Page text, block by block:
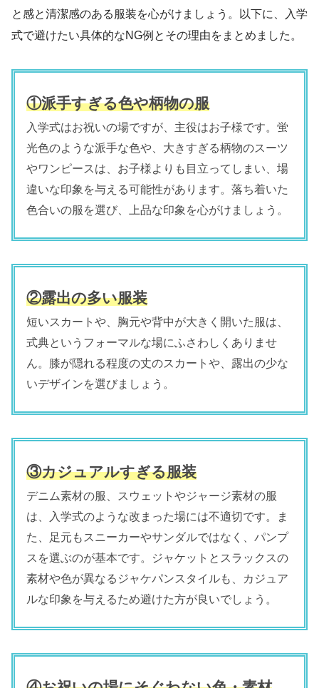
と感と清潔感のある服装を心がけましょう。以下に、入学
式で避けたい具体的なNG例とその理由をまとめました。
①派手すぎる色や柄物の服
入学式はお祝いの場ですが、主役はお子様です。蛍
光色のような派手な色や、大きすぎる柄物のスーツ
やワンピースは、お子様よりも目立ってしまい、場
違いな印象を与える可能性があります。落ち着いた
色合いの服を選び、上品な印象を心がけましょう。
②露出の多い服装
短いスカートや、胸元や背中が大きく開いた服は、
式典というフォーマルな場にふさわしくありませ
ん。膝が隠れる程度の丈のスカートや、露出の少な
いデザインを選びましょう。
③カジュアルすぎる服装
デニム素材の服、スウェットやジャージ素材の服
は、入学式のような改まった場には不適切です。ま
た、足元もスニーカーやサンダルではなく、パンプ
スを選ぶのが基本です。ジャケットとスラックスの
素材や色が異なるジャケパンスタイルも、カジュア
ルな印象を与えるため避けた方が良いでしょう。